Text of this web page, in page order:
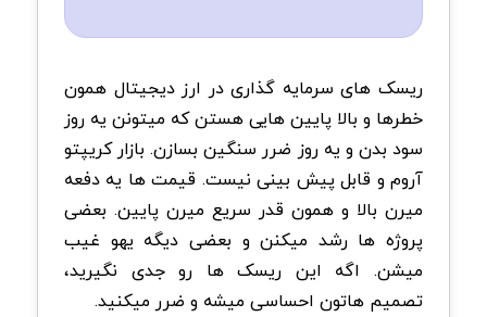
ریسک های سرمایه گذاری در ارز دیجیتال همون
خطرها و بالا پایین هایی هستن که میتونن یه روز
سود بدن و یه روز ضرر سنگین بسازن. بازار کریپتو
آروم و قابل پیش بینی نیست. قیمت ها یه دفعه
میرن بالا و همون قدر سریع میرن پایین. بعضی
پروژه ها رشد میکنن و بعضی دیگه یهو غیب
میشن. اگه این ریسک ها رو جدی نگیرید،
تصمیم هاتون احساسی میشه و ضرر میکنید.